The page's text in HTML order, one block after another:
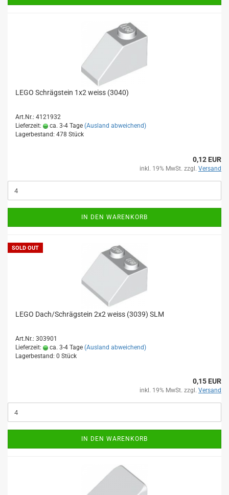
LEGO Schrägstein 1x2 weiss (3040)
Art.Nr.: 4121932
Lieferzeit:
ca. 3-4 Tage (Ausland abweichend)
Lagerbestand: 478 Stück
0,12 EUR
inkl. 19% MwSt. zzgl. Versand
IN DEN WARENKORB
SOLD OUT
LEGO Dach/Schrägstein 2x2 weiss (3039) SLM
Art.Nr.: 303901
Lieferzeit:
ca. 3-4 Tage (Ausland abweichend)
Lagerbestand: 0 Stück
0,15 EUR
inkl. 19% MwSt. zzgl. Versand
IN DEN WARENKORB